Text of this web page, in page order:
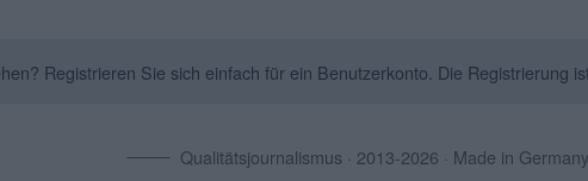
Registrieren Sie sich einfach für ein Benutzerkonto. Die Registrierung
Qualitätsjournalismus · 2013-2026 · Made in Germany